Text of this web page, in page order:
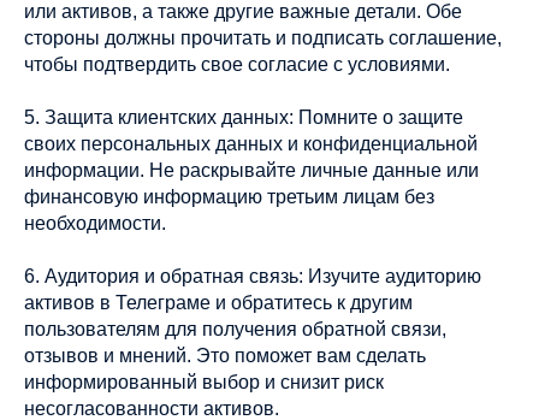
или активов, а также другие важные детали. Обе
стороны должны прочитать и подписать соглашение,
чтобы подтвердить свое согласие с условиями.
5. Защита клиентских данных: Помните о защите
своих персональных данных и конфиденциальной
информации. Не раскрывайте личные данные или
финансовую информацию третьим лицам без
необходимости.
6. Аудитория и обратная связь: Изучите аудиторию
активов в Телеграме и обратитесь к другим
пользователям для получения обратной связи,
отзывов и мнений. Это поможет вам сделать
информированный выбор и снизит риск
несогласованности активов.